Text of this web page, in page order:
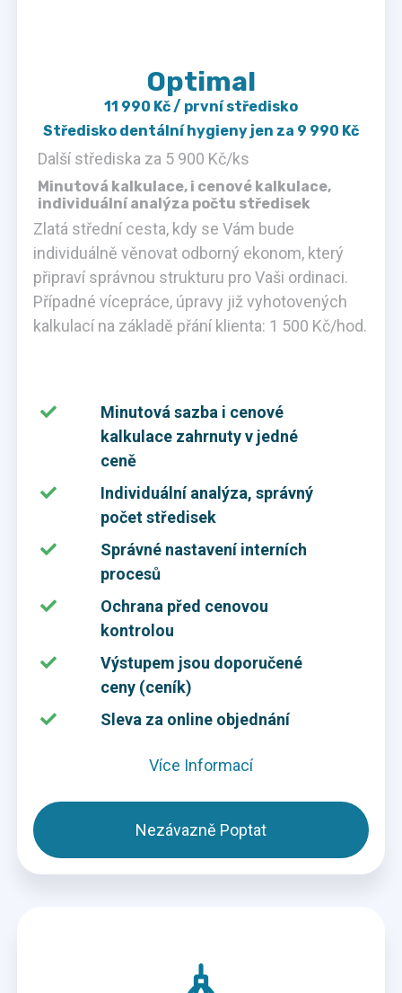
Optimal
11 990 Kč / první středisko
Středisko dentální hygieny jen za 9 990 Kč
Další střediska za 5 900 Kč/ks
Minutová kalkulace, i cenové kalkulace,
individuální analýza počtu středisek
Zlatá střední cesta, kdy se Vám bude
individuálně věnovat odborný ekonom, který
připraví správnou strukturu pro Vaši ordinaci.
Případné vícepráce, úpravy již vyhotovených
kalkulací na základě přání klienta: 1 500 Kč/hod.
Minutová sazba i cenové
kalkulace zahrnuty v jedné
ceně
Individuální analýza, správný
počet středisek
Správné nastavení interních
procesů
Ochrana před cenovou
kontrolou
Výstupem jsou doporučené
ceny (ceník)
Sleva za online objednání
Více Informací
Nezávazně Poptat